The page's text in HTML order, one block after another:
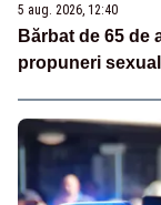
5 aug. 2026, 12:40
Bărbat de 65 de
propuneri